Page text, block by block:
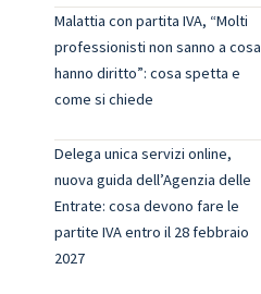
Malattia con partita IVA, “Molti
professionisti non sanno a cosa
hanno diritto”: cosa spetta e
come si chiede
Delega unica servizi online,
nuova guida dell’Agenzia delle
Entrate: cosa devono fare le
partite IVA entro il 28 febbraio
2027